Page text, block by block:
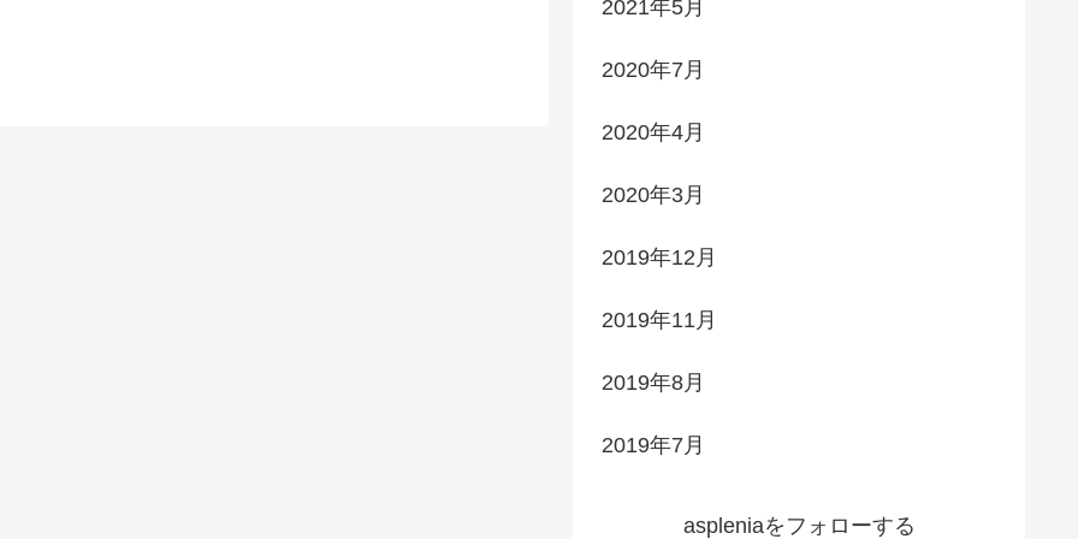
2021年5月
2020年7月
2020年4月
2020年3月
2019年12月
2019年11月
2019年8月
2019年7月
aspleniaをフォローする